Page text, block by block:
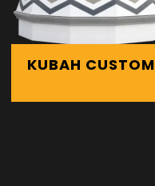
KUBAH CUSTOM